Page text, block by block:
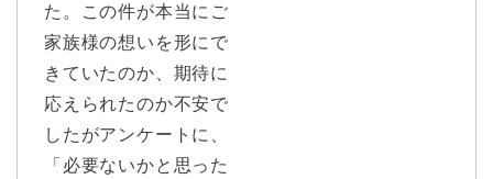
た。この件が本当にご
家族様の想いを形にで
きていたのか、期待に
応えられたのか不安で
したがアンケートに、
「必要ないかと思った